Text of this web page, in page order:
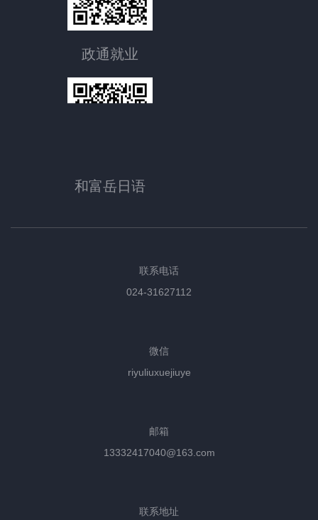
政通就业
和富岳日语
联系电话
024-31627112
微信
riyuliuxuejiuye
邮箱
13332417040@163.com
联系地址